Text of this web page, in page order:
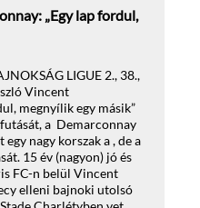
„Egy lap fordul,
LIGUE 2., 38.,
Vincent
megnyílik egy másik”
a Demarconnay
nagy korszak a , de a
15 év (nagyon) jó és
FC-n belül Vincent
elleni bajnoki utolsó